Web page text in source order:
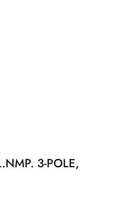
3-POLE,